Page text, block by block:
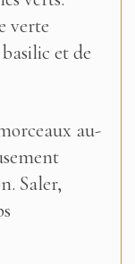
verte
et de
au-
Saler,